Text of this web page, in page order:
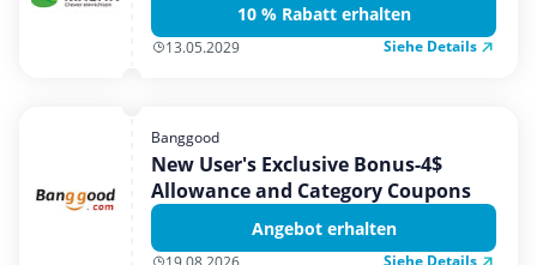
10 % Rabatt erhalten
13.05.2029 Siehe Details
Banggood
New User's Exclusive Bonus-4$
Allowance and Category Coupons
Angebot erhalten
Siehe Details